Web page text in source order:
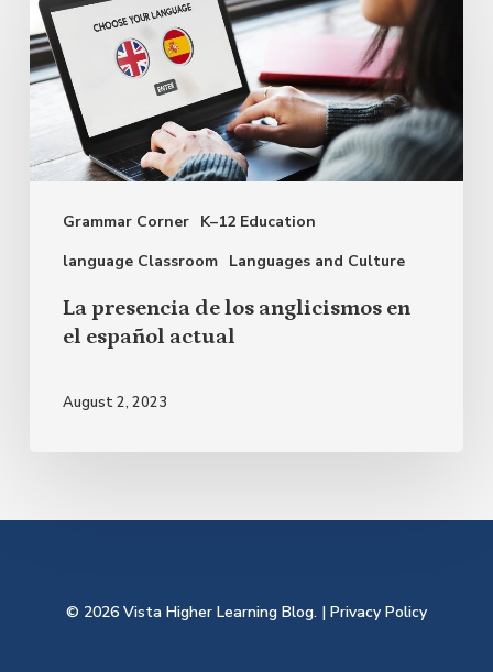
Grammar Corner K–12 Education
language Classroom Languages and Culture
presencia
de
los
anglicismos
el
español
actual
La presencia de los anglicismos en
el español actual
August 2, 2023
© 2026 Vista Higher Learning Blog. | Privacy Policy